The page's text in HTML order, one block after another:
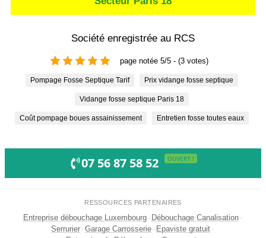
Société enregistrée au RCS
page notée 5/5 - (3 votes)
Pompage Fosse Septique Tarif Prix vidange fosse septique
Vidange fosse septique Paris 18
Coût pompage boues assainissement Entretien fosse toutes eaux
07 56 87 58 52 OUVERT !
RESSOURCES PARTENAIRES
Entreprise débouchage Luxembourg · Débouchage Canalisation ·
Serrurier · Garage Carrosserie · Epaviste gratuit ·